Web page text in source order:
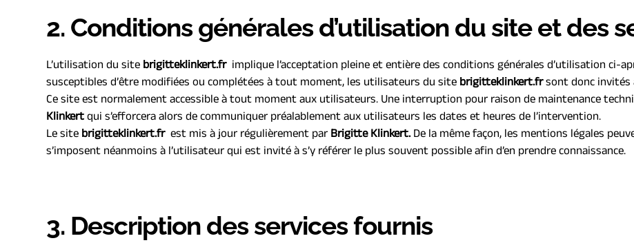
2. Conditions générales d’utilisation du site et des
L’utilisation du site brigitteklinkert.fr implique l’acceptation pleine et entière des conditions générales d’utilisation ci-
susceptibles d’être modifiées ou complétées à tout moment, les utilisateurs du site brigitteklinkert.fr sont donc invités
Ce site est normalement accessible à tout moment aux utilisateurs. Une interruption pour raison de maintenance
Klinkert qui s’efforcera alors de communiquer préalablement aux utilisateurs les dates et heures de l’intervention.
Le site brigitteklinkert.fr est mis à jour régulièrement par Brigitte Klinkert. De la même façon, les mentions légales
s’imposent néanmoins à l’utilisateur qui est invité à s’y référer le plus souvent possible afin d’en prendre connaissance.
3. Description des services fournis